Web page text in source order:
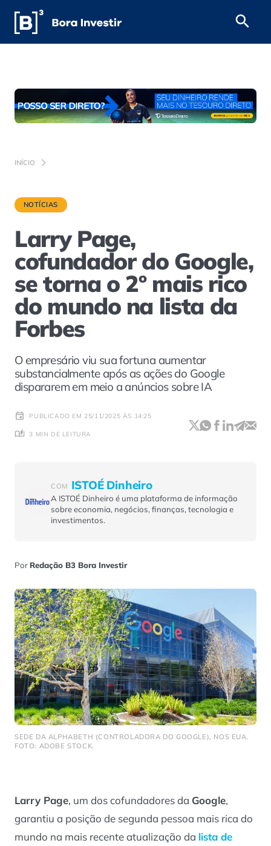
INÍCIO
NOTÍCIAS
Larry Page,
cofundador do Google,
se torna o 2º mais rico
do mundo na lista da
Forbes
O empresário viu sua fortuna aumentar
substancialmente após as ações do Google
dispararem em meio a anúncios sobre IA
PUBLICADO EM 25/11/2025 ÀS 14:25
3 MIN DE LEITURA
COM ISTOÉ Dinheiro
A ISTOÉ Dinheiro é uma plataforma de informação
sobre economia, negócios, finanças, tecnologia e
investimentos.
Por Redação B3 Bora Investir
SEDE DA ALPHABETH (CONTROLADORA DO GOOGLE), NOS EUA.
FOTO: ADOBE STOCK.
Larry Page, um dos cofundadores da Google,
garantiu a posição de segunda pessoa mais rica do
mundo na mais recente atualização da lista de